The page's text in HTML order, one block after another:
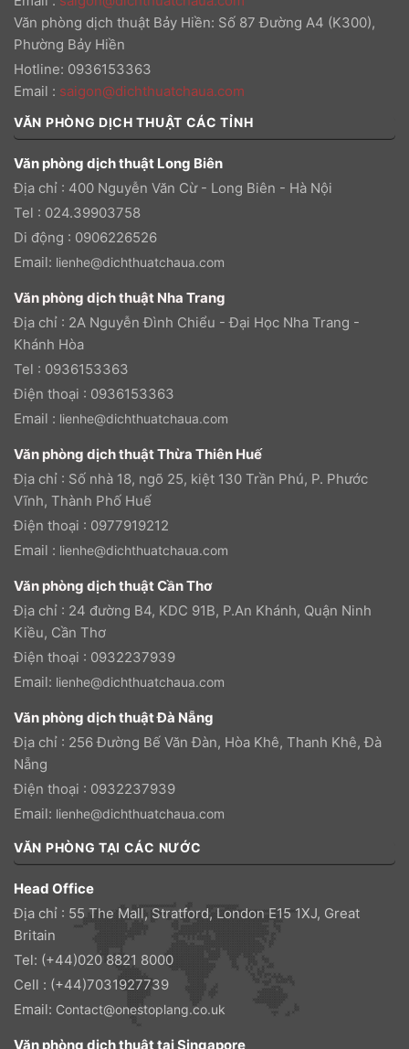
Văn phòng dịch thuật Bảy Hiền: Số 87 Đường A4 (K300),
Phường Bảy Hiền
Hotline: 0936153363
Email : saigon@dichthuatchaua.com
VĂN PHÒNG DỊCH THUẬT CÁC TỈNH
Văn phòng dịch thuật Long Biên
Địa chỉ : 400 Nguyễn Văn Cừ - Long Biên - Hà Nội
Tel : 024.39903758
Di động : 0906226526
Email: lienhe@dichthuatchaua.com
Văn phòng dịch thuật Nha Trang
Địa chỉ : 2A Nguyễn Đình Chiểu - Đại Học Nha Trang -
Khánh Hòa
Tel : 0936153363
Điện thoại : 0936153363
Email : lienhe@dichthuatchaua.com
Văn phòng dịch thuật Thừa Thiên Huế
Địa chỉ : Số nhà 18, ngõ 25, kiệt 130 Trần Phú, P. Phước
Vĩnh, Thành Phố Huế
Điện thoại : 0977919212
Email : lienhe@dichthuatchaua.com
Văn phòng dịch thuật Cần Thơ
Địa chỉ : 24 đường B4, KDC 91B, P.An Khánh, Quận Ninh
Kiều, Cần Thơ
Điện thoại : 0932237939
Email: lienhe@dichthuatchaua.com
Văn phòng dịch thuật Đà Nẵng
Địa chỉ : 256 Đường Bế Văn Đàn, Hòa Khê, Thanh Khê, Đà
Nẵng
Điện thoại : 0932237939
Email: lienhe@dichthuatchaua.com
VĂN PHÒNG TẠI CÁC NƯỚC
Head Office
Địa chỉ : 55 The Mall, Stratford, London E15 1XJ, Great
Britain
Tel: (+44)020 8821 8000
Cell : (+44)7031927739
Email: Contact@onestoplang.co.uk
Văn phòng dịch thuật tại Singapore